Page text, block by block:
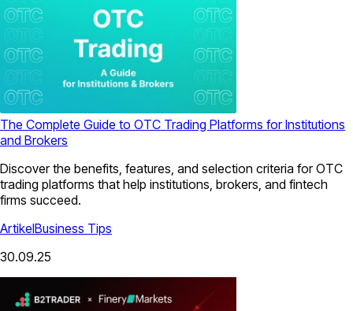
The Complete Guide to OTC Trading Platforms for Institutions
and Brokers
Discover the benefits, features, and selection criteria for OTC
trading platforms that help institutions, brokers, and fintech
firms succeed.
ArtikelBusiness Tips
30.09.25